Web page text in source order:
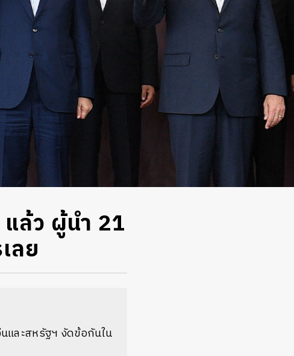
ล้ว ผู้นำ 21
ลย
และสหรัฐฯ งัดข้อกันใน